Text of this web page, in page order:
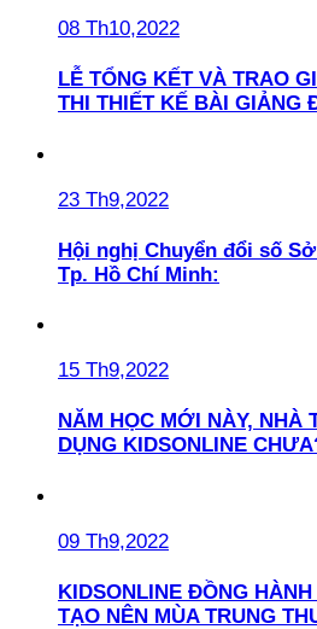
08 Th10,2022
LỄ TỔNG KẾT VÀ TRAO
THI THIẾT KẾ BÀI GIẢNG
23 Th9,2022
Hội nghị Chuyển đổi số
Tp. Hồ Chí Minh:
15 Th9,2022
NĂM HỌC MỚI NÀY, NHÀ
DỤNG KIDSONLINE
09 Th9,2022
KIDSONLINE ĐỒNG
TẠO NÊN MÙA TRUNG